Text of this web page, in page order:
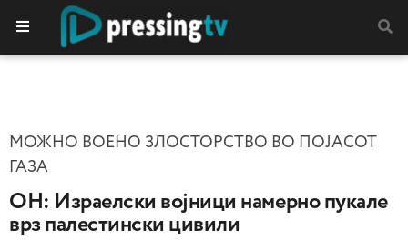
МОЖНО ВОЕНО ЗЛОСТОРСТВО ВО ПОЈАСОТ
ГАЗА
ОН: Израелски војници намерно пукале
врз палестински цивили